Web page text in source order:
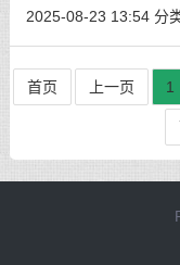
随着这么称呼的人越
2025-08-23 13:54 分
首页 上一页 1